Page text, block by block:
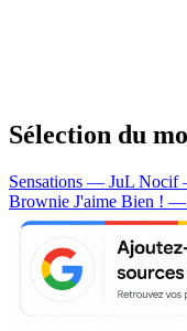
Sélection du
Sensations — JuL Nocif
Brownie J'aime Bien ! —